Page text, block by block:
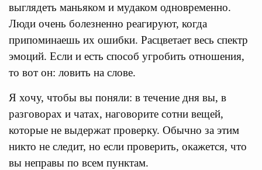
выглядеть маньяком и мудаком одновременно.
Люди очень болезненно реагируют, когда
припоминаешь их ошибки. Расцветает весь спектр
эмоций. Если и есть способ угробить отношения,
то вот он: ловить на слове.
Я хочу, чтобы вы поняли: в течение дня вы, в
разговорах и чатах, наговорите сотни вещей,
которые не выдержат проверку. Обычно за этим
никто не следит, но если проверить, окажется, что
вы неправы по всем пунктам.